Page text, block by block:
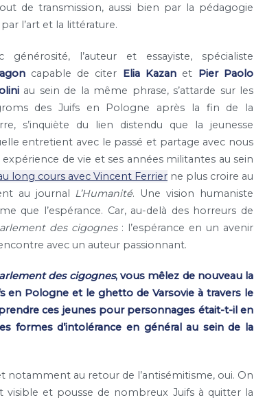
de transmission, aussi bien par la pédagogie
l’art et la littérature.
générosité, l’auteur et essayiste, spécialiste
capable de citer Elia Kazan et Pier Paolo
au sein de la même phrase, s’attarde sur les
des Juifs en Pologne après la fin de la
s’inquiète du lien distendu que la jeunesse
entretient avec le passé et partage avec nous
de vie et ses années militantes au sein
long cours avec Vincent Ferrier ne plus croire au
au journal L’Humanité. Une vision humaniste
que l’espérance. Car, au-delà des horreurs de
des cigognes: l’espérance en un avenir
avec un auteur passionnant.
des cigognes, vous mêlez de nouveau la
en Pologne et le ghetto de Varsovie à travers le
ces jeunes pour personnages était-t-il en
formes d’intolérance en général au sein de la
notamment au retour de l’antisémitisme, oui. On
visible et pousse de nombreux Juifs à quitter la